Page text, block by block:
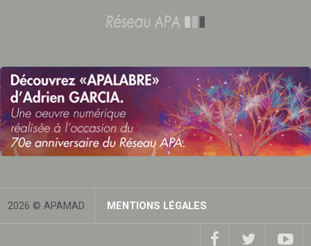
2026 © APAMAD MENTIONS LÉGALES